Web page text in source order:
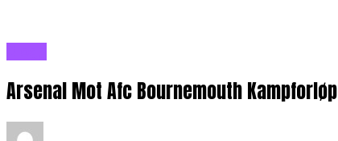
Arsenal Mot Afc Bournemouth Kampforløp